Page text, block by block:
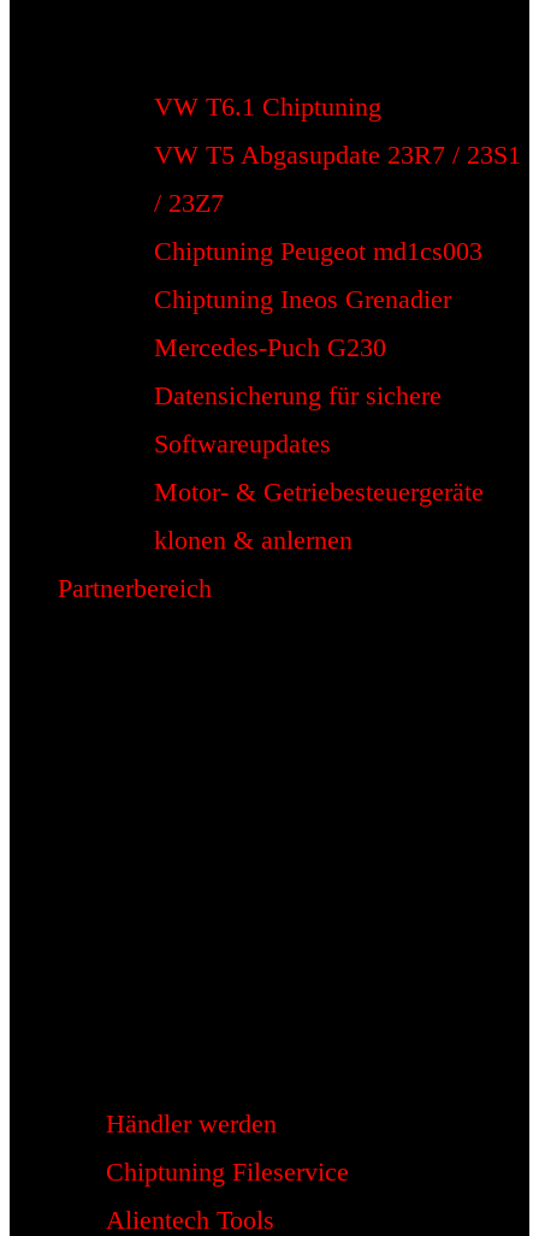
VW T6.1 Chiptuning
VW T5 Abgasupdate 23R7 / 23S1
/ 23Z7
Chiptuning Peugeot md1cs003
Chiptuning Ineos Grenadier
Mercedes-Puch G230
Datensicherung für sichere
Softwareupdates
Motor- & Getriebesteuergeräte
klonen & anlernen
Partnerbereich
Händler werden
Chiptuning Fileservice
Alientech Tools